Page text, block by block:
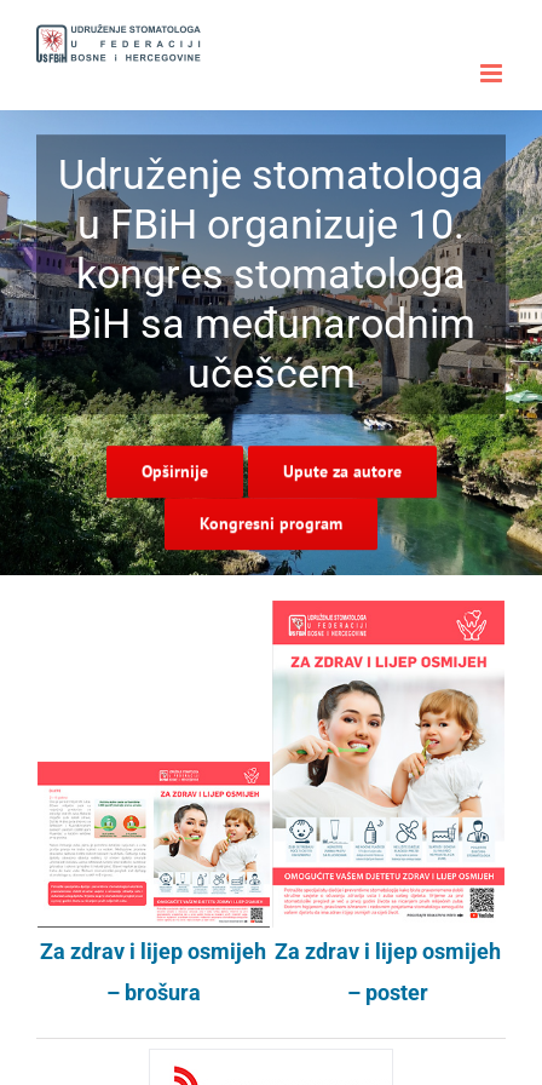
Udruženje stomatologa
u FBiH organizuje 10.
kongres stomatologa
BiH sa međunarodnim
učešćem
Opširnije Upute za autore
Kongresni program
Za zdrav i lijep osmijeh
– brošura
Za zdrav i lijep osmijeh
– poster